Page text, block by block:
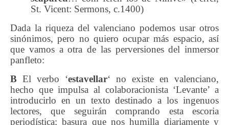
St. Vicent: Sermons, c.1400)
Dada la riqueza del valenciano podemos usar otros
sinónimos, pero no quiero ocupar más espacio, así
que vamos a otra de las perversiones del inmersor
panfleto:
B El verbo ‘estavellar‘ no existe en valenciano,
hecho que impulsa al colaboracionista ‘Levante’ a
introducirlo en un texto destinado a los ingenuos
lectores, que seguirán comprando esta escoria
periodística; basura que nos humilla diariamente y